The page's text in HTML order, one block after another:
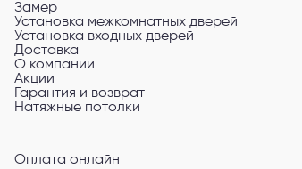
Замер
Установка межкомнатных дверей
Установка входных дверей
Доставка
О компании
Акции
Гарантия и возврат
Натяжные потолки
Оплата онлайн